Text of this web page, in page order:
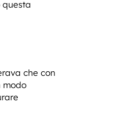
questa
che con
modo